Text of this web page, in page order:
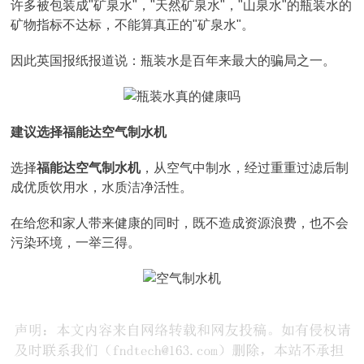
许多被包装成"矿泉水"，"天然矿泉水"，"山泉水"的瓶装水的
矿物指标不达标，不能算真正的"矿泉水"。
因此英国报纸报道说：瓶装水是百年来最大的骗局之一。
建议选择福能达空气制水机
选择福能达空气制水机，从空气中制水，经过重重过滤后制
成优质饮用水，水质洁净活性。
在给您和家人带来健康的同时，既不造成资源浪费，也不会
污染环境，一举三得。